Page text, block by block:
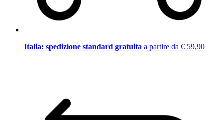
Italia: spedizione standard gratuita a partire da € 59,90